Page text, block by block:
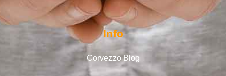
Info
Corvezzo Blog